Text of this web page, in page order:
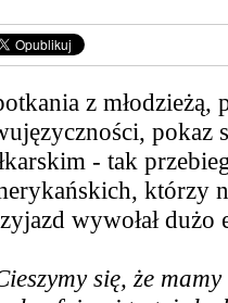
z młodzieżą,
pokaz
- tak
którzy
wywołał dużo
się, że